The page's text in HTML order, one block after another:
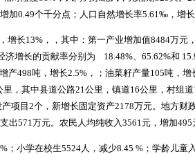
加0.49个千分点；人口自然增长率5.61‰，增
增长13%，，其中：第一产业增加值8484万
济增长的贡献率分别为 18.48%、65.62%和
产498吨，增长2.5%，；油菜籽产量105吨，
，其中县道公路21公里，镇道16公里，村组
项目2个，新增长固定资产2178万元。地方
出571万元。农民人均纯收入3561元，增加495
；小学在校生5524人，减少8.45 %；学龄儿